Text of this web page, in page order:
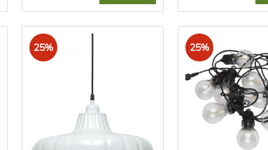
25% 25%